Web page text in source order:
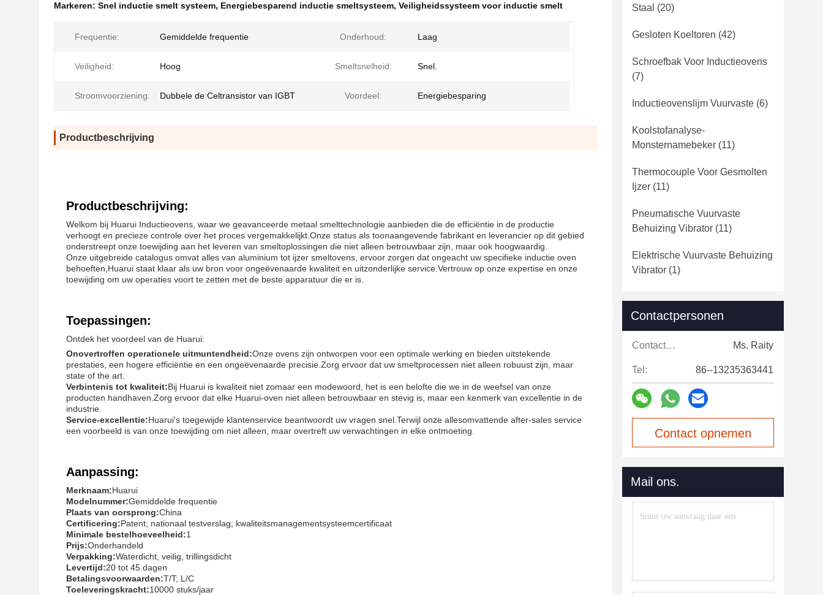
Markeren: Snel inductie smelt systeem, Energiebesparend inductie smeltsysteem, Veiligheidssysteem voor inductie smelt
Frequentie: Gemiddelde frequentie Onderhoud: Laag
Veiligheid: Hoog Smeltsnelheid: Snel.
Stroomvoorziening: Dubbele de Celtransistor van IGBT Voordeel: Energiebesparing
Productbeschrijving
Productbeschrijving:
Welkom bij Huarui Inductieovens, waar we geavanceerde metaal smelttechnologie aanbieden die de efficiëntie in de productie
verhoogt en precieze controle over het proces vergemakkelijkt.Onze status als toonaangevende fabrikant en leverancier op dit gebied
onderstreept onze toewijding aan het leveren van smeltoplossingen die niet alleen betrouwbaar zijn, maar ook hoogwaardig.
Onze uitgebreide catalogus omvat alles van aluminium tot ijzer smeltovens, ervoor zorgen dat ongeacht uw specifieke inductie oven
behoeften,Huarui staat klaar als uw bron voor ongeëvenaarde kwaliteit en uitzonderlijke service.Vertrouw op onze expertise en onze
toewijding om uw operaties voort te zetten met de beste apparatuur die er is.
Toepassingen:
Ontdek het voordeel van de Huarui:
Onovertroffen operationele uitmuntendheid:Onze ovens zijn ontworpen voor een optimale werking en bieden uitstekende
prestaties, een hogere efficiëntie en een ongeëvenaarde precisie.Zorg ervoor dat uw smeltprocessen niet alleen robuust zijn, maar
state of the art.
Verbintenis tot kwaliteit:Bij Huarui is kwaliteit niet zomaar een modewoord, het is een belofte die we in de weefsel van onze
producten handhaven.Zorg ervoor dat elke Huarui-oven niet alleen betrouwbaar en stevig is, maar een kenmerk van excellentie in de
industrie.
Service-excellentie:Huarui's toegewijde klantenservice beantwoordt uw vragen snel.Terwijl onze allesomvattende after-sales service
een voorbeeld is van onze toewijding om niet alleen, maar overtreft uw verwachtingen in elke ontmoeting.
Aanpassing:
Merknaam:Huarui
Modelnummer:Gemiddelde frequentie
Plaats van oorsprong:China
Certificering:Patent; nationaal testverslag; kwaliteitsmanagementsysteemcertificaat
Minimale bestelhoeveelheid:1
Prijs:Onderhandeld
Verpakking:Waterdicht, veilig, trillingsdicht
Levertijd:20 tot 45 dagen
Betalingsvoorwaarden:T/T; L/C
Toeleveringskracht:10000 stuks/jaar
Staal (20)
Gesloten Koeltoren (42)
Schroefbak Voor Inductieovens
(7)
Inductieovenslijm Vuurvaste (6)
Koolstofanalyse-
Monsternamebeker (11)
Thermocouple Voor Gesmolten
Ijzer (11)
Pneumatische Vuurvaste
Behuizing Vibrator (11)
Elektrische Vuurvaste Behuizing
Vibrator (1)
Contactpersonen
Contactpersonen: Ms. Raity
Tel: 86--13235363441
Contact opnemen
Mail ons.